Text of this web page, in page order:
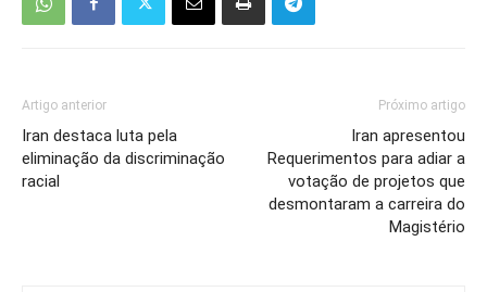
Artigo anterior
Iran destaca luta pela
eliminação da discriminação
racial
Próximo artigo
Iran apresentou
Requerimentos para adiar a
votação de projetos que
desmontaram a carreira do
Magistério